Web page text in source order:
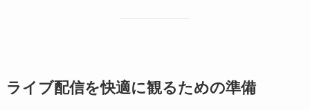
ライブ配信を快適に観るための準備